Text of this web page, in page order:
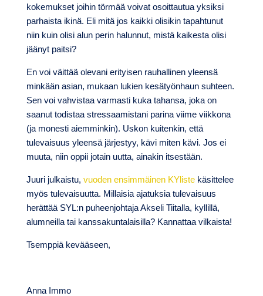
kokemukset joihin törmää voivat osoittautua yksiksi
parhaista ikinä. Eli mitä jos kaikki olisikin tapahtunut
niin kuin olisi alun perin halunnut, mistä kaikesta olisi
jäänyt paitsi?
En voi väittää olevani erityisen rauhallinen yleensä
minkään asian, mukaan lukien kesätyönhaun suhteen.
Sen voi vahvistaa varmasti kuka tahansa, joka on
saanut todistaa stressaamistani parina viime viikkona
(ja monesti aiemminkin). Uskon kuitenkin, että
tulevaisuus yleensä järjestyy, kävi miten kävi. Jos ei
muuta, niin oppii jotain uutta, ainakin itsestään.
Juuri julkaistu, vuoden ensimmäinen KYlistekäsittelee
myös tulevaisuutta. Millaisia ajatuksia tulevaisuus
herättää SYL:n puheenjohtaja Akseli Tiitalla, kyllillä,
alumneilla tai kanssakuntalaisilla? Kannattaa vilkaista!
Tsemppiä kevääseen,
Anna Immo